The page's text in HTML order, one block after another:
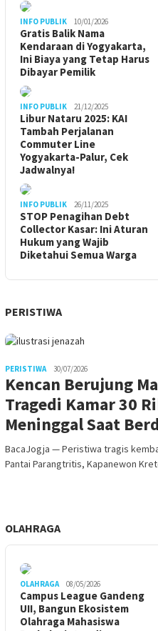
INFO PUBLIK 10/01/2026
Gratis Balik Nama
Kendaraan di Yogyakarta,
Ini Biaya yang Tetap Harus
Dibayar Pemilik
INFO PUBLIK 21/12/2025
Libur Nataru 2025: KAI
Tambah Perjalanan
Commuter Line
Yogyakarta-Palur, Cek
Jadwalnya!
INFO PUBLIK 26/11/2025
STOP Penagihan Debt
Collector Kasar: Ini Aturan
Hukum yang Wajib
Diketahui Semua Warga
PERISTIWA
PERISTIWA 30/07/2026
Kencan Berujung
Tragedi Kamar 30
Meninggal Saat
BacaJogja — Peristiwa tragis
Pantai Parangtritis, Kapanewon
OLAHRAGA
OLAHRAGA 08/05/2026
Campus League Gandeng
UII, Bangun Ekosistem
Olahraga Mahasiswa